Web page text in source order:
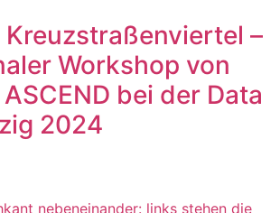
Kreuzstraßenviertel –
Workshop von
ASCEND bei der Data
2024